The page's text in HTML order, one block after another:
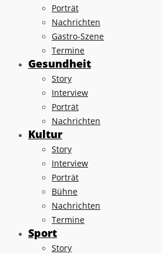
Porträt
Nachrichten
Gastro-Szene
Termine
Gesundheit
Story
Interview
Porträt
Nachrichten
Kultur
Story
Interview
Porträt
Bühne
Nachrichten
Termine
Sport
Story